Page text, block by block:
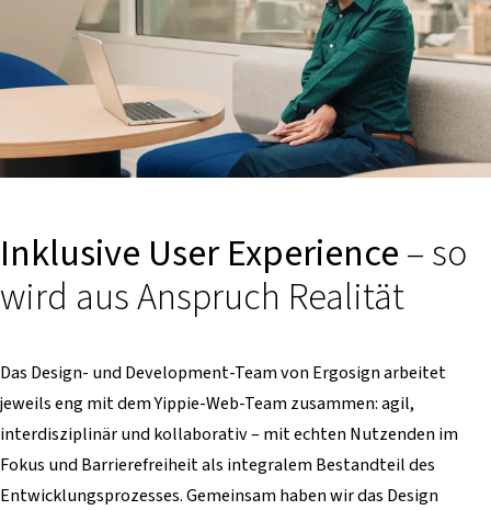
Inklusive User Experience– so
wird aus Anspruch Realität
Das Design- und Development-Team von Ergosign arbeitet
jeweils eng mit dem Yippie-Web-Team zusammen: agil,
interdisziplinär und kollaborativ – mit echten Nutzenden im
Fokus und Barrierefreiheit als integralem Bestandteil des
Entwicklungsprozesses. Gemeinsam haben wir das Design